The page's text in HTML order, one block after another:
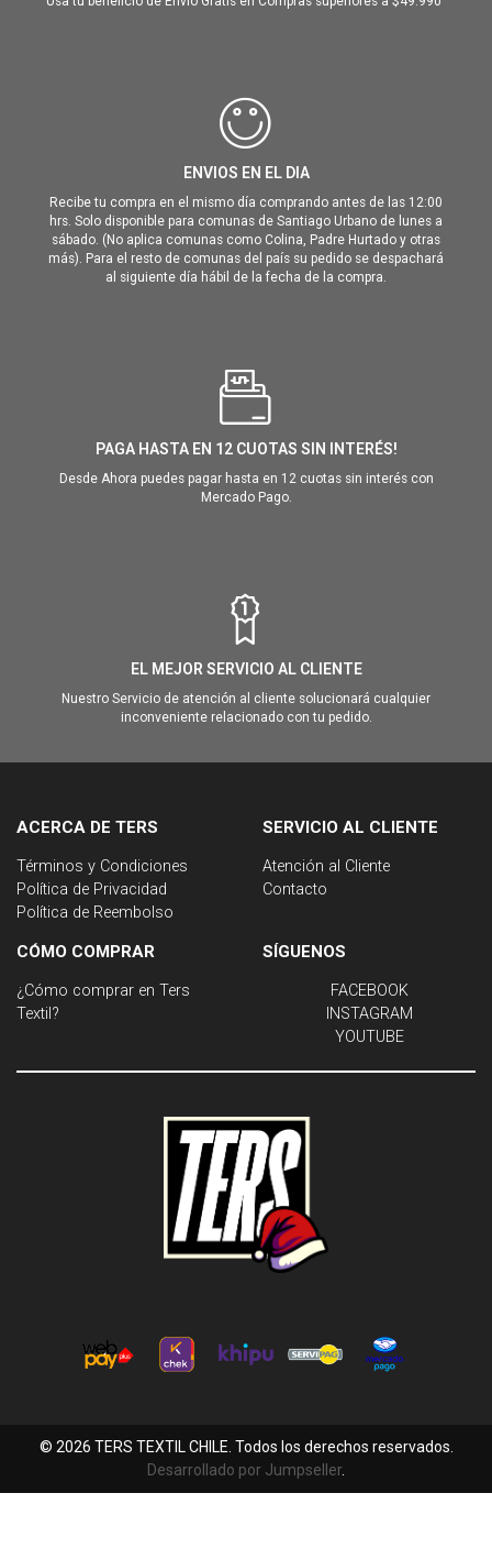
ENVIOS EN EL DIA
Recibe tu compra en el mismo día comprando antes de las 12:00
hrs. Solo disponible para comunas de Santiago Urbano de lunes a
sábado. (No aplica comunas como Colina, Padre Hurtado y otras
más). Para el resto de comunas del país su pedido se despachará
al siguiente día hábil de la fecha de la compra.
PAGA HASTA EN 12 CUOTAS SIN INTERÉS!
Desde Ahora puedes pagar hasta en 12 cuotas sin interés con
Mercado Pago.
EL MEJOR SERVICIO AL CLIENTE
Nuestro Servicio de atención al cliente solucionará cualquier
inconveniente relacionado con tu pedido.
ACERCA DE TERS
Términos y Condiciones
Política de Privacidad
Política de Reembolso
SERVICIO AL CLIENTE
Atención al Cliente
Contacto
CÓMO COMPRAR
¿Cómo comprar en Ters
Textil?
SÍGUENOS
FACEBOOK
INSTAGRAM
YOUTUBE
© 2026 TERS TEXTIL CHILE. Todos los derechos reservados.
Desarrollado por Jumpseller.